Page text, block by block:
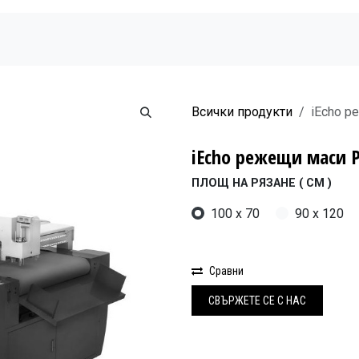
Всички продукти iEcho
iEcho режещи маси
ПЛОЩ НА РЯЗАНЕ ( СМ )
100 x 70 90 x 120
Сравни
СВЪРЖЕТ​Е СЕ С НАС